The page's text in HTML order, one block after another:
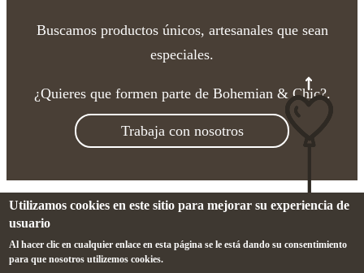
Buscamos productos únicos, artesanales que sean
especiales.
¿Quieres que formen parte de Bohemian & Chic?.
Trabaja con nosotros
Aviso legal
©2017 bohemian & chic
Utilizamos cookies en este sitio para mejorar su experiencia de
usuario
Al hacer clic en cualquier enlace en esta página se le está dando su consentimiento
para que nosotros utilizemos cookies.